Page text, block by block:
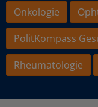
Onkologie
PolitKompass
Rheumatologie